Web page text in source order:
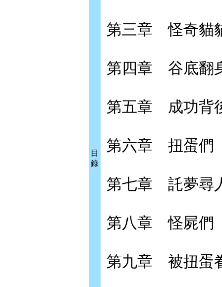
目
錄
第三章 怪奇貓
第四章 谷底翻
第五章 成功背
第六章 扭蛋們
第七章 託夢尋
第八章 怪屍們
第九章 被扭蛋